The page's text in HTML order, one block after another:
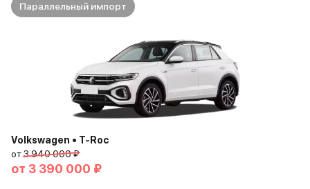
Параллельный импорт
Volkswagen • T-Roc
от3 940 000 ₽
от 3 390 000 ₽